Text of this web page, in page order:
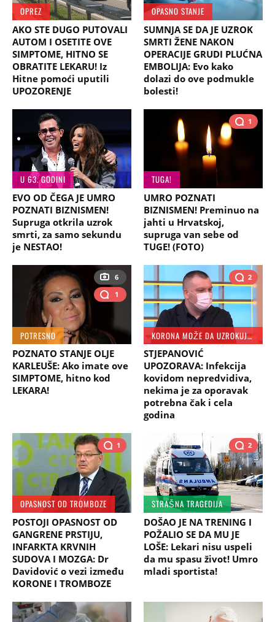
OPREZ
AKO STE DUGO PUTOVALI
AUTOM I OSETITE OVE
SIMPTOME, HITNO SE
OBRATITE LEKARU! Iz
Hitne pomoći uputili
UPOZORENJE
OPASNO STANJE
SUMNJA SE DA JE UZROK
SMRTI ŽENE NAKON
OPERACIJE GRUDI PLUĆNA
EMBOLIJA: Evo kako
dolazi do ove podmukle
bolesti!
U 63. GODINI
EVO OD ČEGA JE UMRO
POZNATI BIZNISMEN!
Supruga otkrila uzrok
smrti, za samo sekundu
je NESTAO!
1
TUGA!
UMRO POZNATI
BIZNISMEN! Preminuo na
jahti u Hrvatskoj,
supruga van sebe od
TUGE! (FOTO)
6
1
POTRESNO
POZNATO STANJE OLJE
KARLEUŠE: Ako imate ove
SIMPTOME, hitno kod
LEKARA!
2
KORONA MOŽE DA UZROKUJE TRAJNE PROBLEME
STJEPANOVIĆ
UPOZORAVA: Infekcija
kovidom nepredvidiva,
nekima je za oporavak
potrebna čak i cela
godina
1
OPASNOST OD TROMBOZE
POSTOJI OPASNOST OD
GANGRENE PRSTIJU,
INFARKTA KRVNIH
SUDOVA I MOZGA: Dr
Davidović o vezi između
KORONE I TROMBOZE
2
STRAŠNA TRAGEDIJA
DOŠAO JE NA TRENING I
POŽALIO SE DA MU JE
LOŠE: Lekari nisu uspeli
da mu spasu život! Umro
mladi sportista!